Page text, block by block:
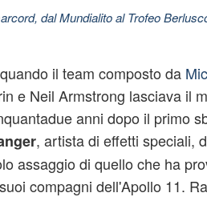
dal Mundialito al Trofeo
il team composto da
e Neil Armstrong lasciava il
anni dopo il primo
, artista di effetti speciali,
assaggio di quello che ha
compagni dell'Apollo 11.